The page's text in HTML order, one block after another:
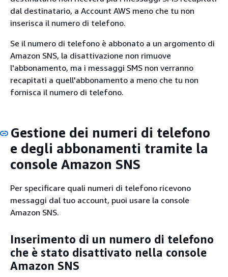
dal destinatario, a Account AWS meno che tu non
inserisca il numero di telefono.
Se il numero di telefono è abbonato a un argomento di
Amazon SNS, la disattivazione non rimuove
l'abbonamento, ma i messaggi SMS non verranno
recapitati a quell'abbonamento a meno che tu non
fornisca il numero di telefono.
Gestione dei numeri di telefono
e degli abbonamenti tramite la
console Amazon SNS
Per specificare quali numeri di telefono ricevono
messaggi dal tuo account, puoi usare la console
Amazon SNS.
Inserimento di un numero di telefono
che è stato disattivato nella console
Amazon SNS